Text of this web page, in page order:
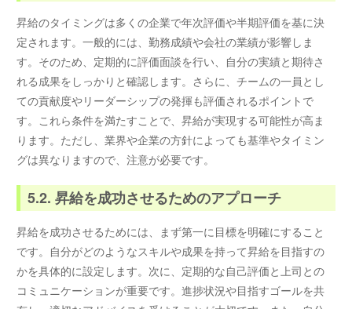
昇給のタイミングは多くの企業で年次評価や半期評価を基に決
定されます。一般的には、勤務成績や会社の業績が影響しま
す。そのため、定期的に評価面談を行い、自分の実績と期待さ
れる成果をしっかりと確認します。さらに、チームの一員とし
ての貢献度やリーダーシップの発揮も評価されるポイントで
す。これら条件を満たすことで、昇給が実現する可能性が高ま
ります。ただし、業界や企業の方針によっても基準やタイミン
グは異なりますので、注意が必要です。
5.2. 昇給を成功させるためのアプローチ
昇給を成功させるためには、まず第一に目標を明確にすること
です。自分がどのようなスキルや成果を持って昇給を目指すの
かを具体的に設定します。次に、定期的な自己評価と上司との
コミュニケーションが重要です。進捗状況や目指すゴールを共